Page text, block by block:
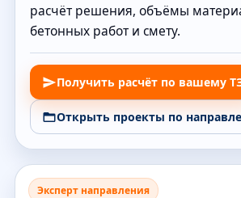
расчёт решения, объёмы
бетонных работ и смету.
Получить расчёт по вашему
Открыть проекты по
Эксперт направления